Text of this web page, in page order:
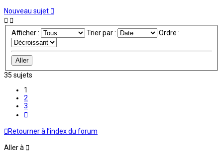
Nouveau sujet
Afficher : Trier par : Ordre :
35 sujets
1
2
3
Retourner à l’index du forum
Aller à